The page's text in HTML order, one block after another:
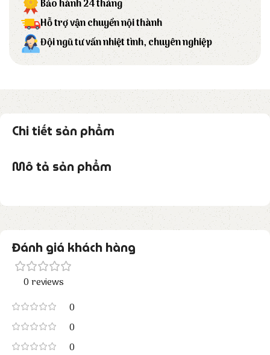
Bảo hành 24 tháng
Hỗ trợ vận chuyển nội thành
Đội ngũ tư vấn nhiệt tình, chuyên nghiệp
Chi tiết sản phẩm
Mô tả sản phẩm
Đánh giá khách hàng
0 reviews
0
0
0